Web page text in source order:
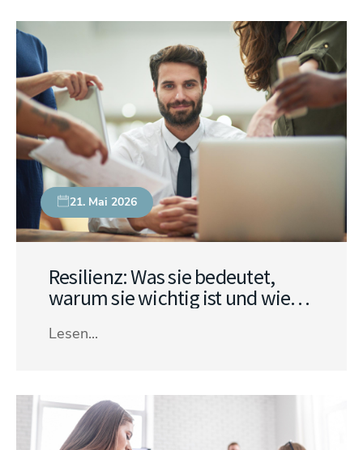
21. Mai 2026
Resilienz: Was sie bedeutet,
warum sie wichtig ist und wie
Lesen...